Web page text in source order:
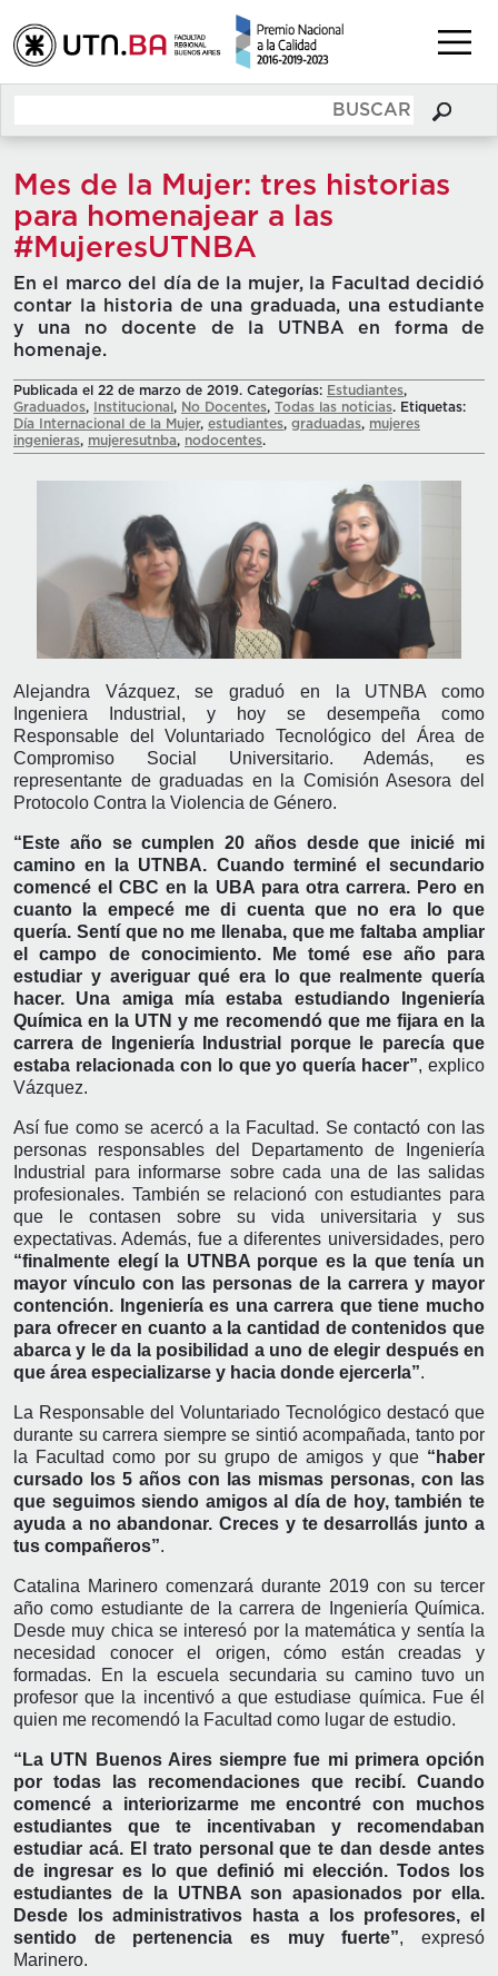
Mes de la Mujer: tres historias
para homenajear a las
#MujeresUTNBA
En el marco del día de la mujer, la Facultad decidió
contar la historia de una graduada, una estudiante
y una no docente de la UTNBA en forma de
homenaje.
Publicada el 22 de marzo de 2019. Categorías: Estudiantes,
Graduados, Institucional , No Docentes, Todas las noticias. Etiquetas:
Día Internacional de la Mujer, estudiantes, graduadas, mujeres
ingenieras, mujeresutnba, nodocentes.
Alejandra Vázquez, se graduó en la UTNBA como
Ingeniera Industrial, y hoy se desempeña como
Responsable del Voluntariado Tecnológico del Área de
Compromiso Social Universitario. Además, es
representante de graduadas en la Comisión Asesora del
Protocolo Contra la Violencia de Género.
“Este año se cumplen 20 años desde que inicié mi
camino en la UTNBA. Cuando terminé el secundario
comencé el CBC en la UBA para otra carrera. Pero en
cuanto la empecé me di cuenta que no era lo que
quería. Sentí que no me llenaba, que me faltaba ampliar
el campo de conocimiento. Me tomé ese año para
estudiar y averiguar qué era lo que realmente quería
hacer. Una amiga mía estaba estudiando Ingeniería
Química en la UTN y me recomendó que me fijara en la
carrera de Ingeniería Industrial porque le parecía que
estaba relacionada con lo que yo quería hacer”, explico
Vázquez.
Así fue como se acercó a la Facultad. Se contactó con las
personas responsables del Departamento de Ingeniería
Industrial para informarse sobre cada una de las salidas
profesionales. También se relacionó con estudiantes para
que le contasen sobre su vida universitaria y sus
expectativas. Además, fue a diferentes universidades, pero
“finalmente elegí la UTNBA porque es la que tenía un
mayor vínculo con las personas de la carrera y mayor
contención. Ingeniería es una carrera que tiene mucho
para ofrecer en cuanto a la cantidad de contenidos que
abarca y le da la posibilidad a uno de elegir después en
que área especializarse y hacia donde ejercerla”.
La Responsable del Voluntariado Tecnológico destacó que
durante su carrera siempre se sintió acompañada, tanto por
la Facultad como por su grupo de amigos y que “haber
cursado los 5 años con las mismas personas, con las
que seguimos siendo amigos al día de hoy, también te
ayuda a no abandonar. Creces y te desarrollás junto a
tus compañeros”.
Catalina Marinero comenzará durante 2019 con su tercer
año como estudiante de la carrera de Ingeniería Química.
Desde muy chica se interesó por la matemática y sentía la
necesidad conocer el origen, cómo están creadas y
formadas. En la escuela secundaria su camino tuvo un
profesor que la incentivó a que estudiase química. Fue él
quien me recomendó la Facultad como lugar de estudio.
“La UTN Buenos Aires siempre fue mi primera opción
por todas las recomendaciones que recibí. Cuando
comencé a interiorizarme me encontré con muchos
estudiantes que te incentivaban y recomendaban
estudiar acá. El trato personal que te dan desde antes
de ingresar es lo que definió mi elección. Todos los
estudiantes de la UTNBA son apasionados por ella.
Desde los administrativos hasta a los profesores, el
sentido de pertenencia es muy fuerte”, expresó
Marinero.